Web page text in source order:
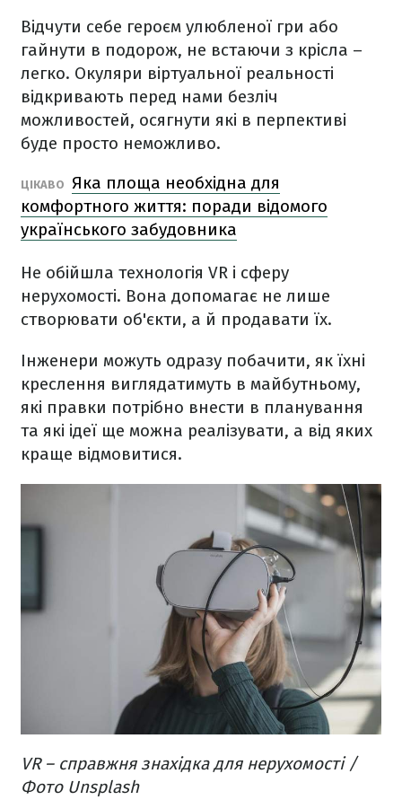
Відчути себе героєм улюбленої гри або
гайнути в подорож, не встаючи з крісла –
легко. Окуляри віртуальної реальності
відкривають перед нами безліч
можливостей, осягнути які в перпективі
буде просто неможливо.
ЦІКАВО Яка площа необхідна для
комфортного життя: поради відомого
українського забудовника
Не обійшла технологія VR і сферу
нерухомості. Вона допомагає не лише
створювати об'єкти, а й продавати їх.
Інженери можуть одразу побачити, як їхні
креслення виглядатимуть в майбутньому,
які правки потрібно внести в планування
та які ідеї ще можна реалізувати, а від яких
краще відмовитися.
VR – справжня знахідка для нерухомості /
Фото Unsplash